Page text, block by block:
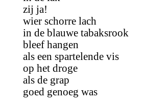
zij ja!
wier schorre lach
in de blauwe tabaksrook
bleef hangen
als een spartelende vis
op het droge
als de grap
goed genoeg was